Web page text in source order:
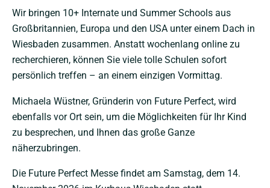
Wir bringen 10+ Internate und Summer Schools aus
Großbritannien, Europa und den USA unter einem Dach in
Wiesbaden zusammen. Anstatt wochenlang online zu
recherchieren, können Sie viele tolle Schulen sofort
persönlich treffen – an einem einzigen Vormittag.
Michaela Wüstner, Gründerin von Future Perfect, wird
ebenfalls vor Ort sein, um die Möglichkeiten für Ihr Kind
zu besprechen, und Ihnen das große Ganze
näherzubringen.
Die Future Perfect Messe findet am Samstag, dem 14.